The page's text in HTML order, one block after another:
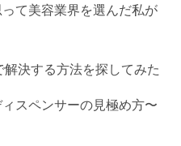
て美容業界を選んだ私が
決する方法を探してみた
スペンサーの見極め方〜